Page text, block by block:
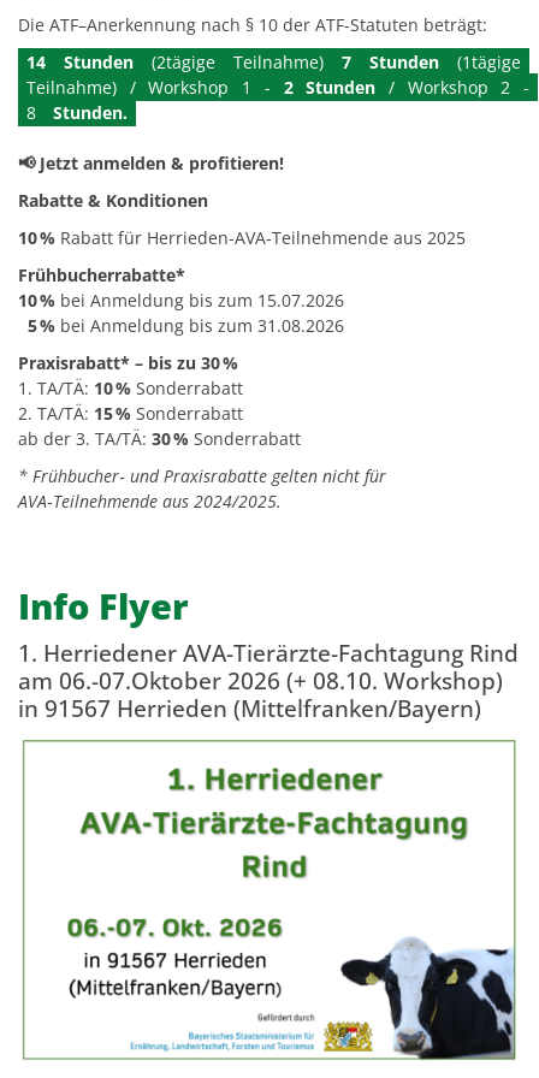
Die ATF–Anerkennung nach § 10 der ATF-Statuten beträgt:
14 Stunden (2tägige Teilnahme) 7 Stunden (1tägige
Teilnahme) / Workshop 1 - 2 Stunden / Workshop 2 -
8
Stunden.
📢 Jetzt anmelden & profitieren!
Rabatte & Konditionen
10 % Rabatt für Herrieden-AVA‑Teilnehmende aus 2025
Frühbucherrabatte*
10 % bei Anmeldung bis zum 15.07.2026
5 % bei Anmeldung bis zum 31.08.2026
Praxisrabatt* – bis zu 30 %
1. TA/TÄ: 10 % Sonderrabatt
2. TA/TÄ: 15 % Sonderrabatt
ab der 3. TA/TÄ: 30 % Sonderrabatt
* Frühbucher‑ und Praxisrabatte gelten nicht für
AVA‑Teilnehmende aus 2024/2025.
Info Flyer
1. Herriedener AVA-Tierärzte-Fachtagung Rind
am 06.-07.Oktober 2026 (+ 08.10. Workshop)
in 91567 Herrieden (Mittelfranken/Bayern)